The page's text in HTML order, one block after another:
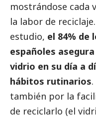
mostrándose cada
la labor de
estudio, el 84% de
españoles
vidrio en su día a
hábitos rutinarios
también por la
de reciclarlo (el